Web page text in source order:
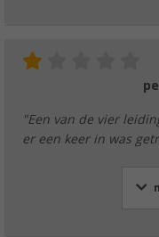
"Een van de vier
er een keer in was